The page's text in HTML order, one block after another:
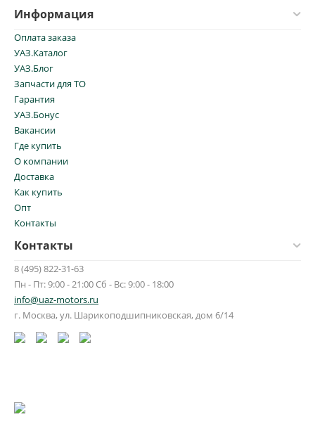
Информация
Оплата заказа
УАЗ.Каталог
УАЗ.Блог
Запчасти для ТО
Гарантия
УАЗ.Бонус
Вакансии
Где купить
О компании
Доставка
Как купить
Опт
Контакты
Контакты
8 (495) 822-31-63
Пн - Пт: 9:00 - 21:00 Сб - Вс: 9:00 - 18:00
info@uaz-motors.ru
г. Москва, ул. Шарикоподшипниковская, дом 6/14